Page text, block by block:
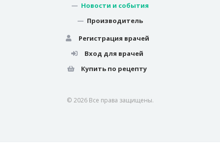
— Новости и события
— Производитель
Регистрация врачей
Вход для врачей
Купить по рецепту
© 2026 Все права защищены.